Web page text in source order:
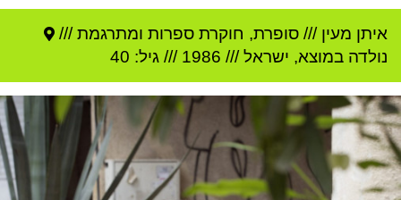
איתן מעין /// סופרת, חוקרת ספרות ומתרגמת ///
נולדה במוצא, ישראל///
1986 /// גיל: 40